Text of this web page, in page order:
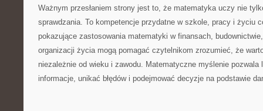
Ważnym przesłaniem strony jest to, że matematyka uczy nie
sprawdzania. To kompetencje przydatne w szkole, pracy i życiu
pokazujące zastosowania matematyki w finansach,
organizacji życia mogą pomagać czytelnikom zrozumieć, że
niezależnie od wieku i zawodu. Matematyczne myślenie pozwala
informacje, unikać błędów i podejmować decyzje na podstawie